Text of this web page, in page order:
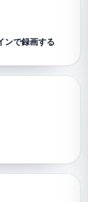
ンで録画する